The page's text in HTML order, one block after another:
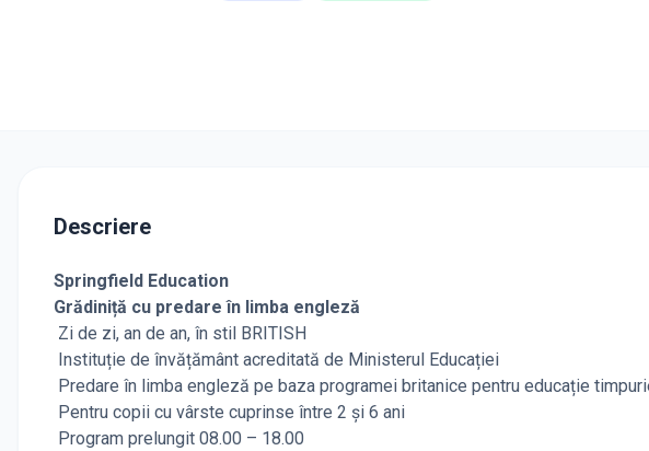
Descriere
Springfield Education
Grădiniță cu predare în limba engleză
Zi de zi, an de an, în stil BRITISH
Instituție de învățământ acreditată de Ministerul Educației
Predare în limba engleză pe baza programei britanice pentru educație
Pentru copii cu vârste cuprinse între 2 și 6 ani
Program prelungit 08.00 – 18.00